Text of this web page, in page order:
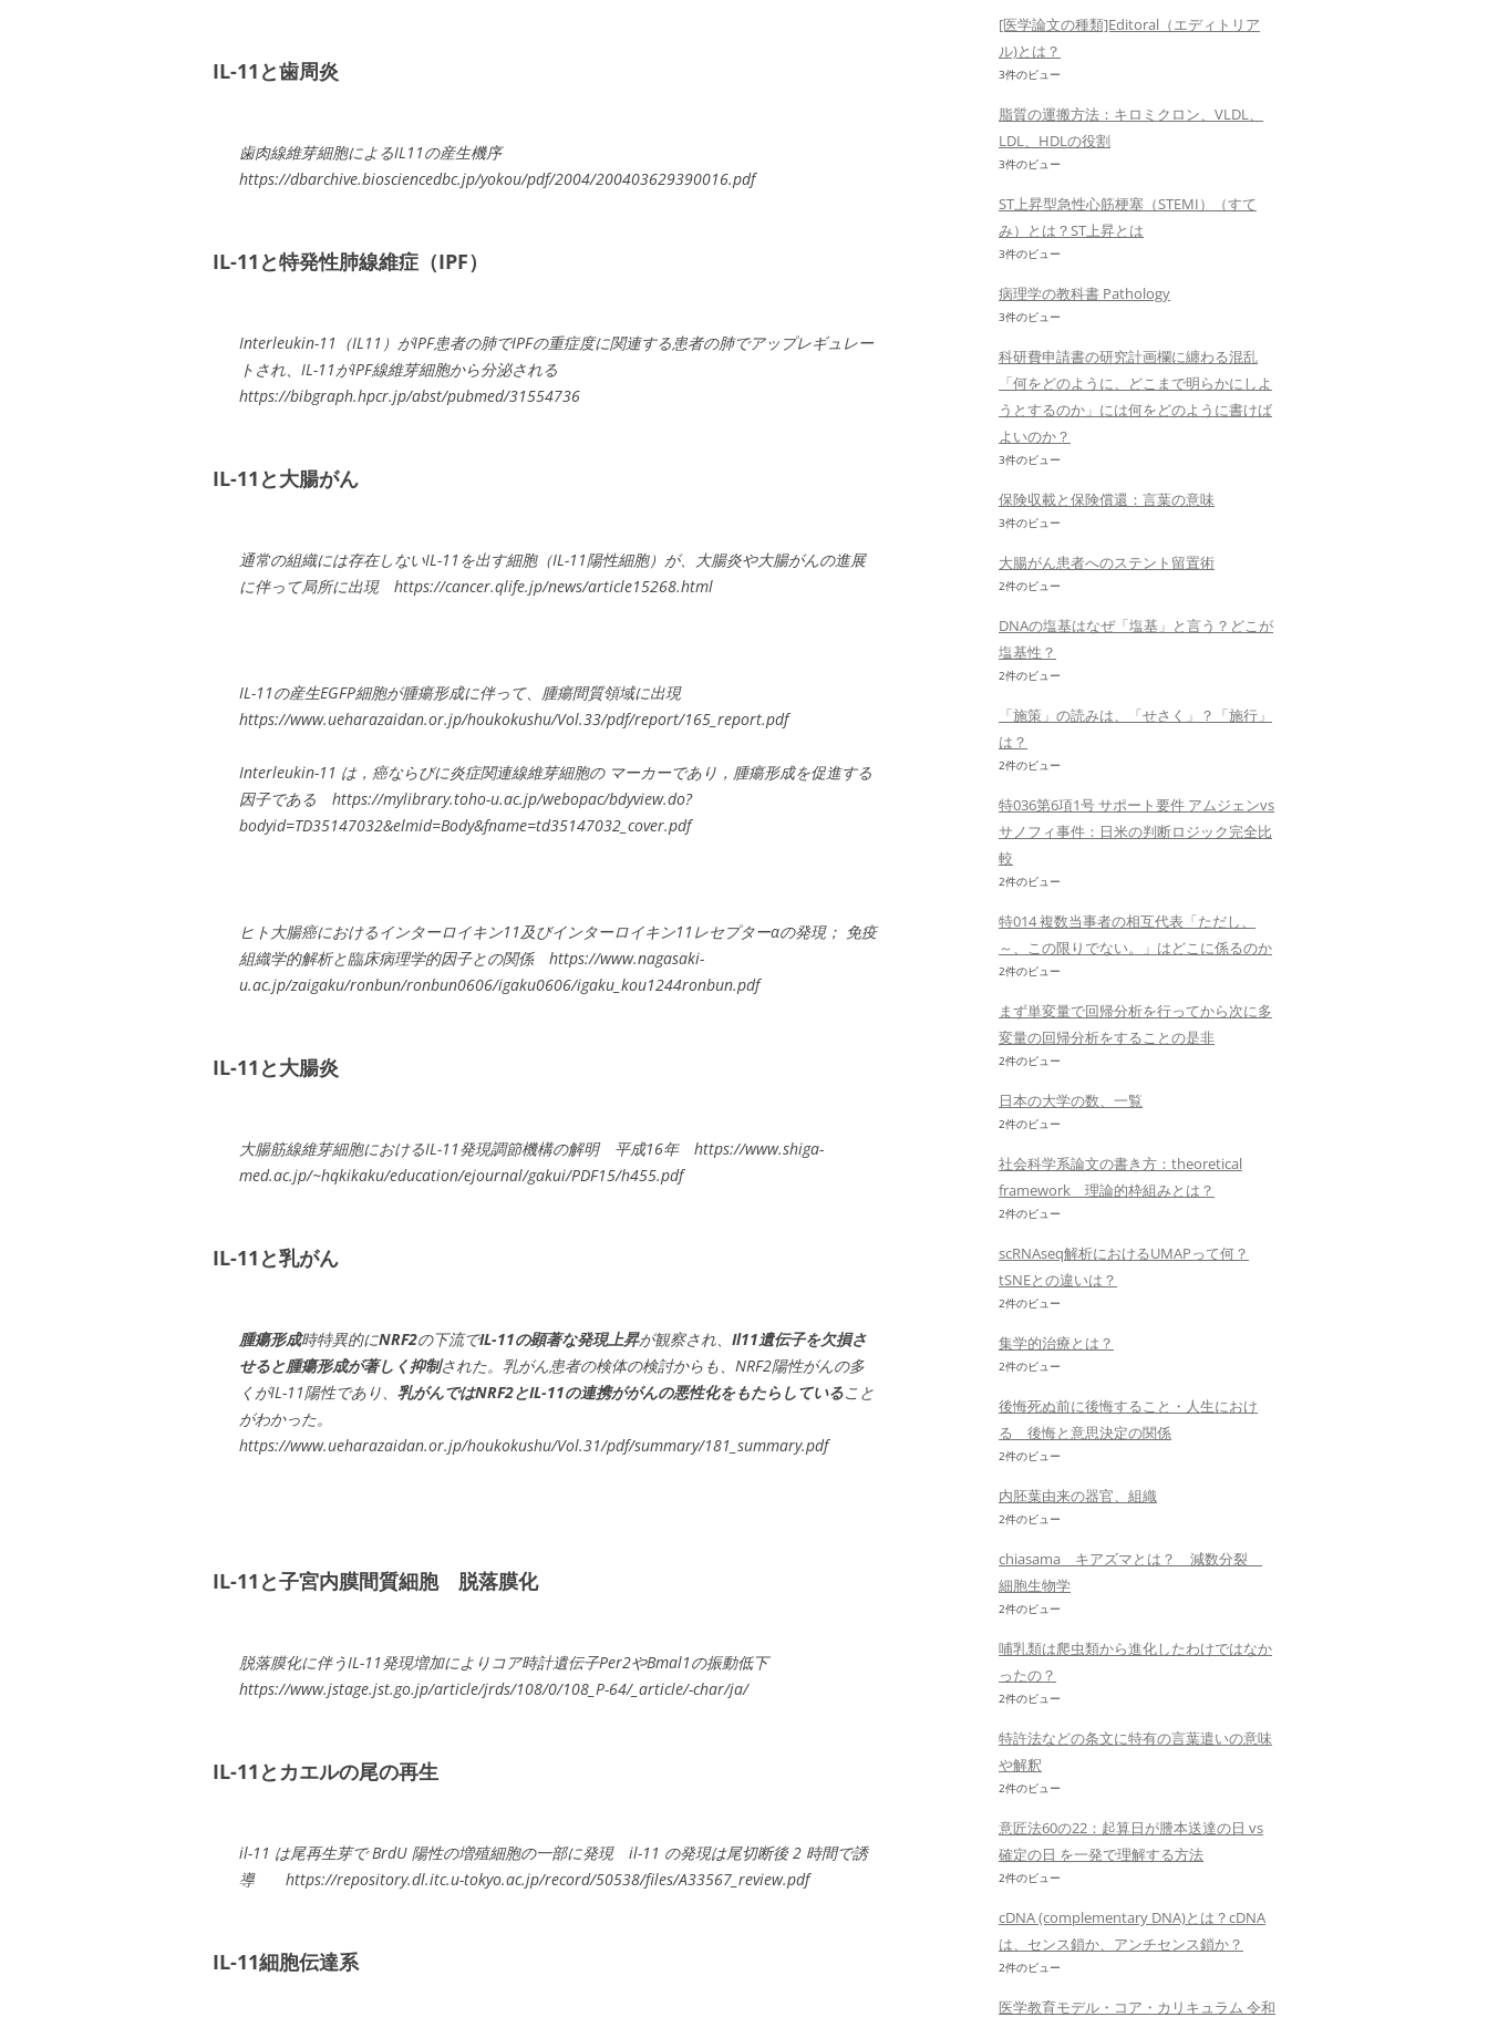
IL-11と歯周炎
歯肉線維芽細胞によるIL11の産生機序
https://dbarchive.biosciencedbc.jp/yokou/pdf/2004/200403629390016.pdf
IL-11と特発性肺線維症（IPF）
Interleukin-11（IL11）がIPF患者の肺でIPFの重症度に関連する患者の肺でアップレギュレー
トされ、IL-11がIPF線維芽細胞から分泌される
https://bibgraph.hpcr.jp/abst/pubmed/31554736
IL-11と大腸がん
通常の組織には存在しないIL-11を出す細胞（IL-11陽性細胞）が、大腸炎や大腸がんの進展
に伴って局所に出現 https://cancer.qlife.jp/news/article15268.html
IL-11の産生EGFP細胞が腫瘍形成に伴って、腫瘍間質領域に出現
https://www.ueharazaidan.or.jp/houkokushu/Vol.33/pdf/report/165_report.pdf
Interleukin-11 は，癌ならびに炎症関連線維芽細胞の マーカーであり，腫瘍形成を促進する
因子である https://mylibrary.toho-u.ac.jp/webopac/bdyview.do?
bodyid=TD35147032&elmid=Body&fname=td35147032_cover.pdf
ヒト大腸癌におけるインターロイキン11及びインターロイキン11レセプターαの発現； 免疫
組織学的解析と臨床病理学的因子との関係 https://www.nagasaki-
u.ac.jp/zaigaku/ronbun/ronbun0606/igaku0606/igaku_kou1244ronbun.pdf
IL-11と大腸炎
大腸筋線維芽細胞におけるIL-11発現調節機構の解明 平成16年 https://www.shiga-
med.ac.jp/~hqkikaku/education/ejournal/gakui/PDF15/h455.pdf
IL-11と乳がん
腫瘍形成時特異的にNRF2の下流でIL-11の顕著な発現上昇が観察され、 Il11遺伝子を欠損さ
せると腫瘍形成が著しく抑制された。乳がん患者の検体の検討からも、NRF2陽性がんの多
くがIL-11陽性であり、 乳がんではNRF2とIL-11の連携ががんの悪性化をもたらしていること
がわかった。
https://www.ueharazaidan.or.jp/houkokushu/Vol.31/pdf/summary/181_summary.pdf
IL-11と子宮内膜間質細胞 脱落膜化
脱落膜化に伴うIL-11発現増加によりコア時計遺伝子Per2やBmal1の振動低下
https://www.jstage.jst.go.jp/article/jrds/108/0/108_P-64/_article/-char/ja/
IL-11とカエルの尾の再生
il-11 は尾再生芽で BrdU 陽性の増殖細胞の一部に発現 il-11 の発現は尾切断後 2 時間で誘
導 https://repository.dl.itc.u-tokyo.ac.jp/record/50538/files/A33567_review.pdf
IL-11細胞伝達系
[医学論文の種類]Editoral（エディトリア
ル)とは？
3件のビュー
脂質の運搬方法：キロミクロン、VLDL、
LDL、HDLの役割
3件のビュー
ST上昇型急性心筋梗塞（STEMI）（すて
み）とは？ST上昇とは
3件のビュー
病理学の教科書 Pathology
3件のビュー
科研費申請書の研究計画欄に纏わる混乱
「何をどのように、どこまで明らかにしよ
うとするのか」には何をどのように書けば
よいのか？
3件のビュー
保険収載と保険償還：言葉の意味
3件のビュー
大腸がん患者へのステント留置術
2件のビュー
DNAの塩基はなぜ「塩基」と言う？どこが
塩基性？
2件のビュー
「施策」の読みは、「せさく」？「施行」
は？
2件のビュー
特036第6項1号 サポート要件 アムジェンvs
サノフィ事件：日米の判断ロジック完全比
較
2件のビュー
特014 複数当事者の相互代表「ただし、
～、この限りでない。」はどこに係るのか
2件のビュー
まず単変量で回帰分析を行ってから次に多
変量の回帰分析をすることの是非
2件のビュー
日本の大学の数、一覧
2件のビュー
社会科学系論文の書き方：theoretical
framework 理論的枠組みとは？
2件のビュー
scRNAseq解析におけるUMAPって何？
tSNEとの違いは？
2件のビュー
集学的治療とは？
2件のビュー
後悔死ぬ前に後悔すること・人生におけ
る 後悔と意思決定の関係
2件のビュー
内胚葉由来の器官、組織
2件のビュー
chiasama キアズマとは？ 減数分裂
細胞生物学
2件のビュー
哺乳類は爬虫類から進化したわけではなか
ったの？
2件のビュー
特許法などの条文に特有の言葉遣いの意味
や解釈
2件のビュー
意匠法60の22：起算日が謄本送達の日 vs
確定の日 を一発で理解する方法
2件のビュー
cDNA (complementary DNA)とは？cDNA
は、センス鎖か、アンチセンス鎖か？
2件のビュー
医学教育モデル・コア・カリキュラム 令和